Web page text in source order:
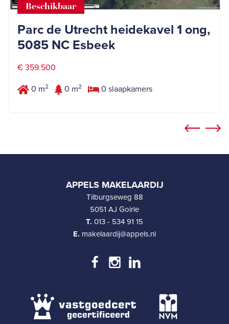
Beschikbaar
Parc de Utrecht heidekavel 1 ong,
5085 NC Esbeek
€ 359.500
0 m2 0 m2 0 slaapkamers
APPELS MAKELAARDIJ
Tilburgseweg 88
5051 AJ Goirle
T. 013 - 534 91 15
E. makelaardij@appels.nl